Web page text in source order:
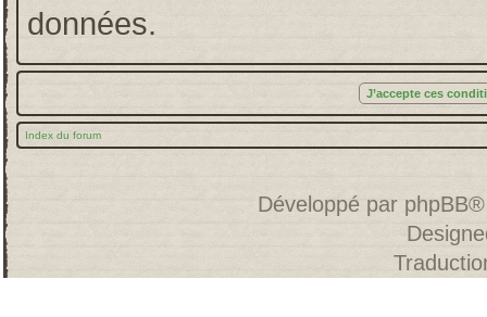
données.
Index du forum
Développé par phpBB®